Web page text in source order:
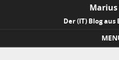
Der (IT) Blog